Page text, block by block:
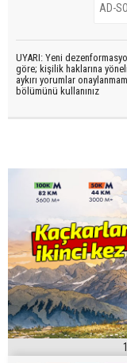
UYARI: Yeni
göre; kişilik haklarına
aykırı yorumlar
bölümünü kullanınız